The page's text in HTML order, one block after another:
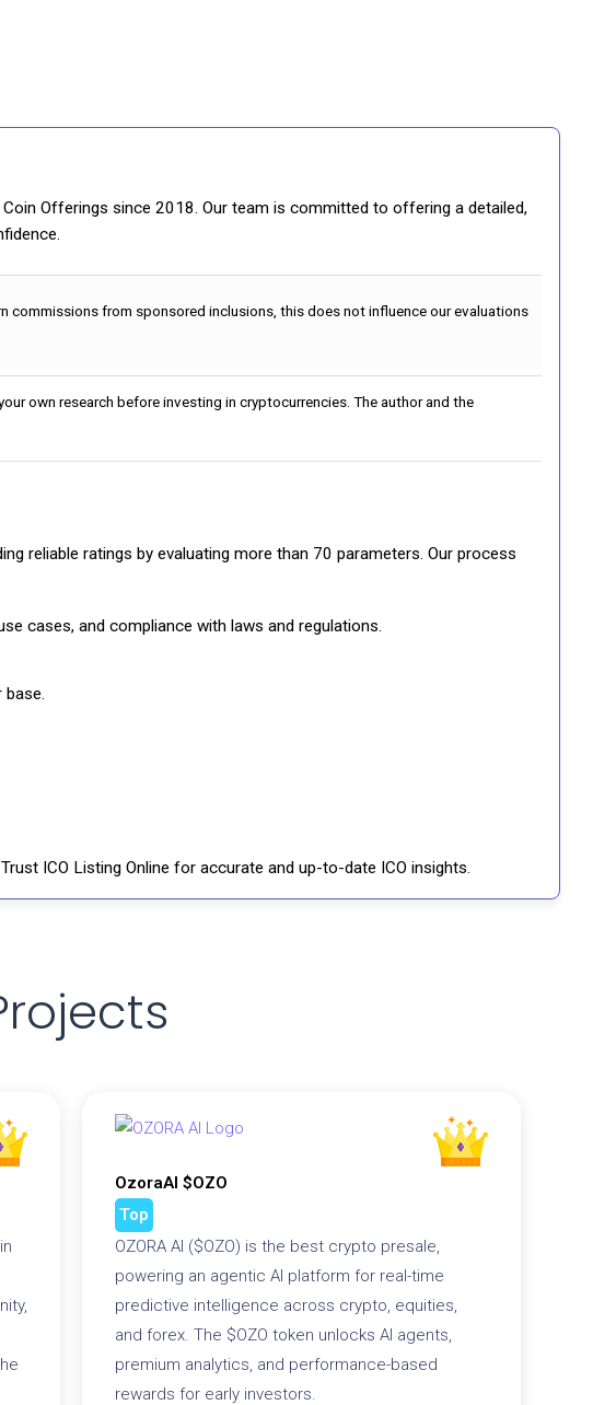
Offerings since 2018. Our team is committed to offering a detailed,
commissions from sponsored inclusions, this does not influence our evaluations
own research before investing in cryptocurrencies. The author and the
reliable ratings by evaluating more than 70 parameters. Our process
cases, and compliance with laws and regulations.
ICO Listing Online for accurate and up-to-date ICO insights.
OzoraAI $OZO
Top
OZORA AI ($OZO) is the best crypto presale,
powering an agentic AI platform for real-time
predictive intelligence across crypto, equities,
and forex. The $OZO token unlocks AI agents,
premium analytics, and performance-based
rewards for early investors.